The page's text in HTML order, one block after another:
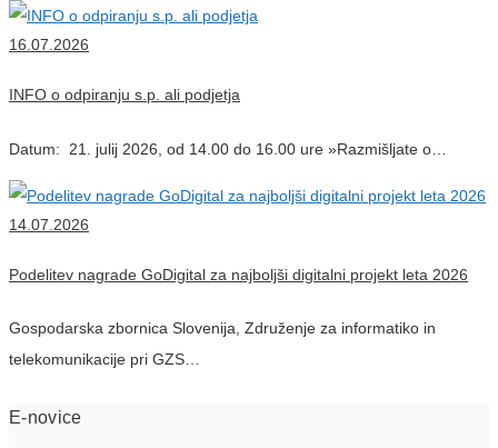
16.07.2026
INFO o odpiranju s.p. ali podjetja
Datum: 21. julij 2026, od 14.00 do 16.00 ure »Razmišljate o…
14.07.2026
Podelitev nagrade GoDigital za najboljši digitalni projekt leta 2026
Gospodarska zbornica Slovenija, Združenje za informatiko in
telekomunikacije pri GZS…
E-novice